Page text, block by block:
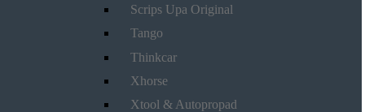
Scrips Upa Original
Tango
Thinkcar
Xhorse
Xtool & Autopropad